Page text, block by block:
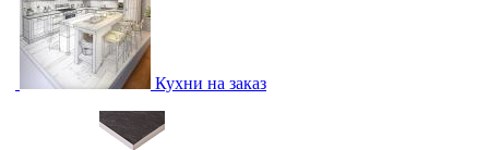
Кухни на заказ